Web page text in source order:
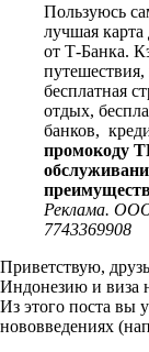
Пользуюсь
лучшая
от Т-Банка.
бесплатная
отдых,
банков,
промокоду
Реклама.
7743369908
Приветствую,
Индонезию и виза
Из этого поста вы
нововведениях